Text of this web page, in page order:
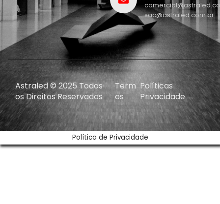
sac@astraled.com.br
Astraled © 2025 Todos
os Direitos Reservados
Term
os
Políticas
Privacidade
Política de Privacidade